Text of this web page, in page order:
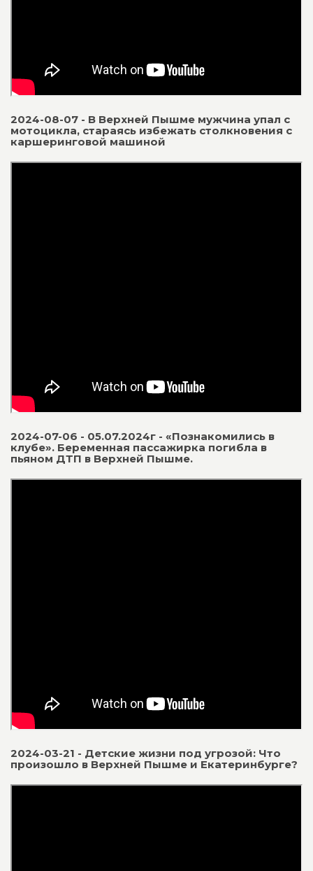
2024-08-07 - В Верхней Пышме мужчина упал с
мотоцикла, стараясь избежать столкновения с
каршеринговой машиной
2024-07-06 - 05.07.2024г - «Познакомились в
клубе». Беременная пассажирка погибла в
пьяном ДТП в Верхней Пышме.
2024-03-21 - Детские жизни под угрозой: Что
произошло в Верхней Пышме и Екатеринбурге?